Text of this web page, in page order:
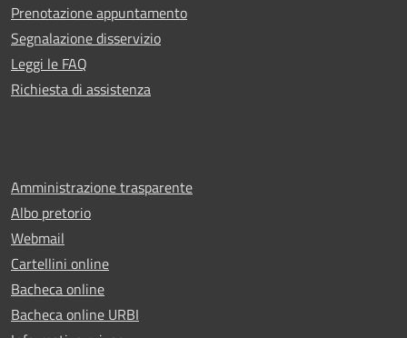
Prenotazione appuntamento
Segnalazione disservizio
Leggi le FAQ
Richiesta di assistenza
Amministrazione trasparente
Albo pretorio
Webmail
Cartellini online
Bacheca online
Bacheca online URBI